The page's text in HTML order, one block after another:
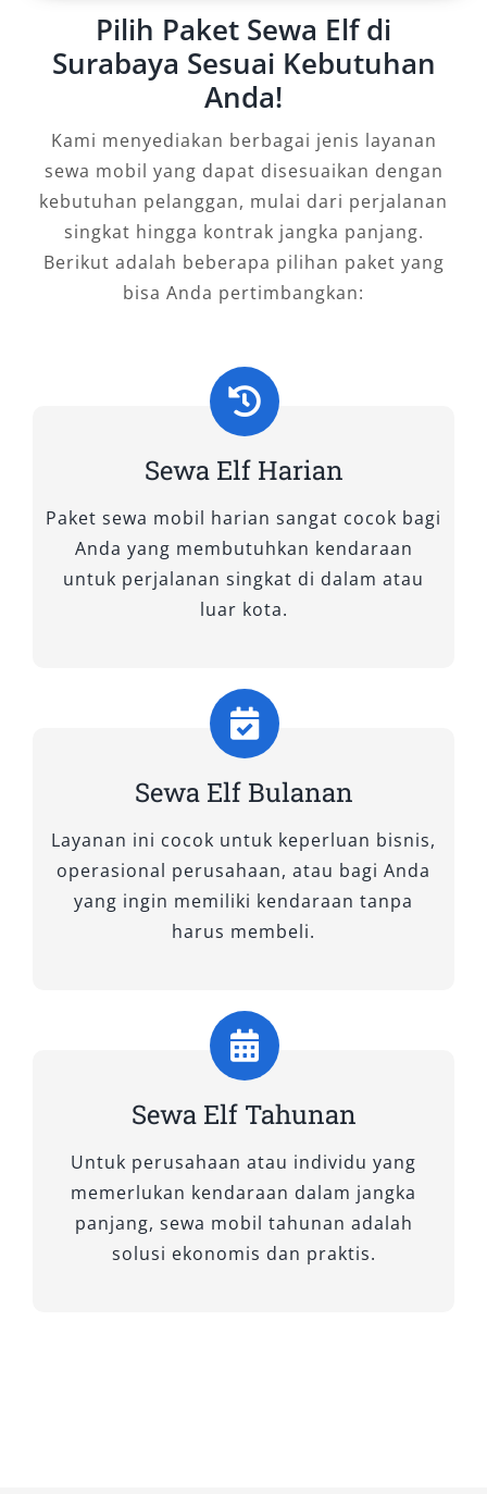
Surabaya murah, Elf untuk perjalanan ke luar
kota, atau Elf dengan sopir harian 24 jam untuk
menemukan layanan terbaik melalui mesin
Tipe Mobil Elf yang Kami
Sewakan
Dalam menyediakan layanan rental mobil Elf
Surabaya, kami di Salsa Wisata selalu
digunakan sesuai kebutuhan pelanggan. Salah
satu daya tarik utama mobil Elf adalah
penumpang dengan tetap mempertahankan
kenyamanan dan keamanan perjalanan, baik
untuk kebutuhan wisata, dinas luar kota,
maupun antar jemput rombongan.
Berikut adalah tiga tipe mobil Elf yang kami
keunggulannya masing-masing:
1. Elf Long (18 – 20 Seat)
Elf Long merupakan pilihan favorit untuk
perjalanan rombongan besar. Dengan
kapasitas hingga 20 penumpang, kendaraan ini
sangat cocok digunakan untuk kegiatan ziarah,
study tour, wedding trip, hingga event
model terbaru dengan interior nyaman, AC
merata, sistem hiburan audio-video, serta
bagasi luas untuk barang bawaan. Bagi Anda
yang membutuhkan sewa Elf Long Surabaya ke
dengan sopir maupun lepas kunci sesuai
kebutuhan.
Keunggulan:
Pilih Paket Sewa Elf di
Surabaya Sesuai Kebutuhan
Anda!
Kami menyediakan berbagai jenis layanan
sewa mobil yang dapat disesuaikan dengan
kebutuhan pelanggan, mulai dari perjalanan
singkat hingga kontrak jangka panjang.
Berikut adalah beberapa pilihan paket yang
bisa Anda pertimbangkan:
Sewa Elf Harian
Paket sewa mobil harian sangat cocok bagi
Anda yang membutuhkan kendaraan
untuk perjalanan singkat di dalam atau
luar kota.
Sewa Elf Bulanan
Layanan ini cocok untuk keperluan bisnis,
operasional perusahaan, atau bagi Anda
yang ingin memiliki kendaraan tanpa
harus membeli.
Sewa Elf Tahunan
Untuk perusahaan atau individu yang
memerlukan kendaraan dalam jangka
panjang, sewa mobil tahunan adalah
solusi ekonomis dan praktis.